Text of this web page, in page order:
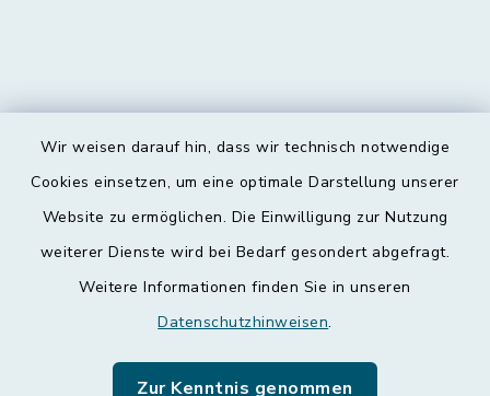
Wir weisen darauf hin, dass wir technisch notwendige
Cookies einsetzen, um eine optimale Darstellung unserer
Website zu ermöglichen. Die Einwilligung zur Nutzung
weiterer Dienste wird bei Bedarf gesondert abgefragt.
Weitere Informationen finden Sie in unseren
Datenschutzhinweisen.
Zur Kenntnis genommen
Kontakt
Datenschutz